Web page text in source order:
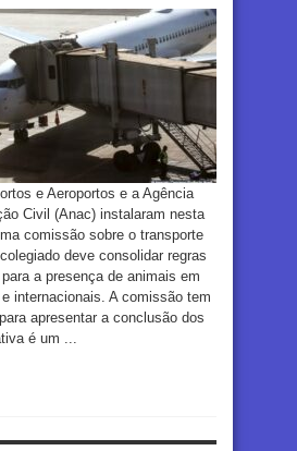
e Aeroportos e a Agência
Civil (Anac) instalaram nesta
comissão sobre o transporte
deve consolidar regras
a presença de animais em
internacionais. A comissão tem
apresentar a conclusão dos
é um ...